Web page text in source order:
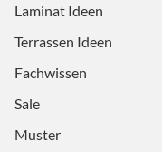
Laminat Ideen
Terrassen Ideen
Fachwissen
Sale
Muster